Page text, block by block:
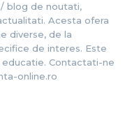
blog de noutati,
Acesta ofera
diverse, de la
de interes. Este
Contactati-ne
online.ro